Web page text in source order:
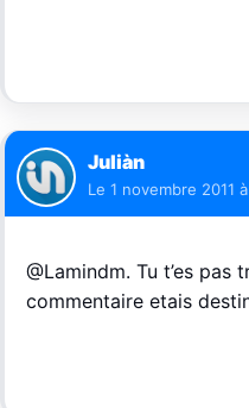
Juliàn
Le 1 novembre 2011
@Lamindm. Tu t’es pas
commentaire etais